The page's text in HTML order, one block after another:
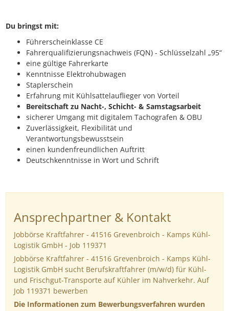
Du bringst mit:
Führerscheinklasse CE
Fahrerqualifizierungsnachweis (FQN) - Schlüsselzahl „95“
eine gültige Fahrerkarte
Kenntnisse Elektrohubwagen
Staplerschein
Erfahrung mit Kühlsattelauflieger von Vorteil
Bereitschaft zu Nacht-, Schicht- & Samstagsarbeit
sicherer Umgang mit digitalem Tachografen & OBU
Zuverlässigkeit, Flexibilität und
Verantwortungsbewusstsein
einen kundenfreundlichen Auftritt
Deutschkenntnisse in Wort und Schrift
Ansprechpartner & Kontakt
Jobbörse Kraftfahrer - 41516 Grevenbroich - Kamps Kühl-
Logistik GmbH - Job 119371
Jobbörse Kraftfahrer - 41516 Grevenbroich - Kamps Kühl-
Logistik GmbH sucht Berufskraftfahrer (m/w/d) für Kühl-
und Frischgut-Transporte auf Kühler im Nahverkehr. Auf
Job 119371 bewerben
Die Informationen zum Bewerbungsverfahren wurden